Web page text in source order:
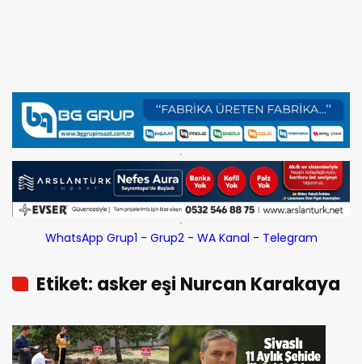
WhatsApp Grup1 - Grup2- WA Kanal - Telegram
Etiket: asker eşi Nurcan Karakaya